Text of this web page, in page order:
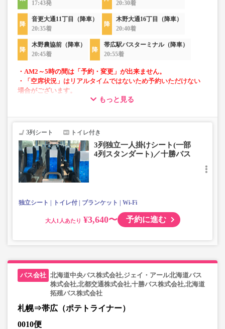
17:43発 20:30着
音更大通11丁目（降車）
20:35着
木野大通16丁目（降車）
20:40着
木野農協前（降車）
20:45着
帯広駅バスターミナル（降車）
20:55着
・AM2～5時の間は「予約・変更」が出来ません。
・「空席状況」はリアルタイムではないため予約いただけない
場合がございます。
・1部車両は後方座席は4列シートとなっております。座席指定
・車内トイレ完備で長旅でも安心。
・車内は常時換気し、清掃・除菌を徹底。
もっと見る
3列シート トイレ付き
3列独立一人掛けシート(一部
4列スタンダート)／十勝バス
独立シート トイレ付 ブランケット Wi-Fi
大人 ¥3,640〜 予約に進む
北海道中央バス株式会社,ジェイ・アール北海道バス
株式会社,北都交通株式会社,十勝バス株式会社,北海道
拓殖バス株式会社
札幌⇒帯広（ポテトライナー）
0010便